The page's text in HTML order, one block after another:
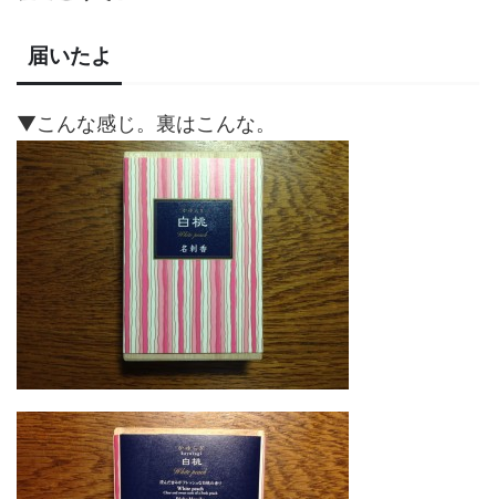
届いたよ
▼こんな感じ。裏はこんな。